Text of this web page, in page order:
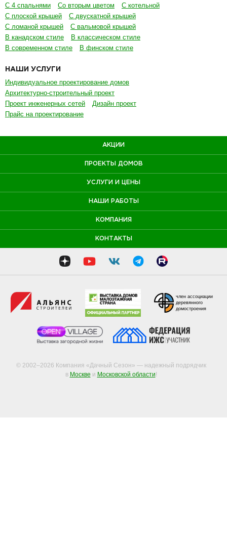
С 4 спальнями
Со вторым цветом
С котельной
С плоской крышей
С двускатной крышей
С ломаной крышей
С вальмовой крышей
В канадском стиле
В классическом стиле
В современном стиле
В финском стиле
НАШИ УСЛУГИ
Индивидуальное проектирование домов
Архитектурно-строительный проект
Проект инженерных сетей
Дизайн проект
Прайс на проектирование
АКЦИИ
ПРОЕКТЫ ДОМОВ
УСЛУГИ И ЦЕНЫ
НАШИ РАБОТЫ
КОМПАНИЯ
КОНТАКТЫ
© 2002–2026 Компания «Дачный Сезон» — надежный подрядчик
в Москве и Московской области!
член ассоциации
деревянного
домостроения